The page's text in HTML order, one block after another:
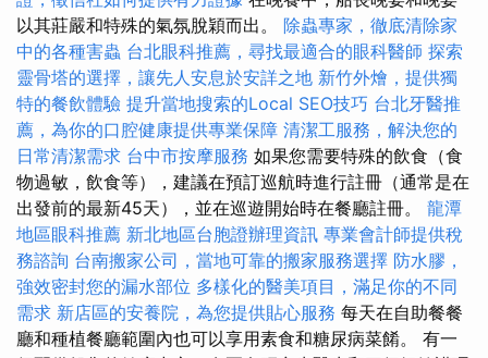
以其莊嚴和特殊的氣氛脫穎而出。 除蟲專家，徹底清除家
中的各種害蟲 台北眼科推薦，尋找最適合的眼科醫師 探索
靈骨塔的選擇，讓先人安息於安詳之地 新竹外燴，提供獨
特的餐飲體驗 提升當地搜索的Local SEO技巧 台北牙醫推
薦，為你的口腔健康提供專業保障 清潔工服務，解決您的
日常清潔需求 台中市按摩服務 如果您需要特殊的飲食（食
物過敏，飲食等），建議在預訂巡航時進行註冊（通常是在
出發前的最新45天），並在巡遊開始時在餐廳註冊。 龍潭
地區眼科推薦 新北地區台胞證辦理資訊 專業會計師提供稅
務諮詢 台南搬家公司，當地可靠的搬家服務選擇 防水膠，
強效密封您的漏水部位 多樣化的醫美項目，滿足你的不同
需求 新店區的安養院，為您提供貼心服務 每天在自助餐餐
廳和種植餐廳範圍內也可以享用素食和糖尿病菜餚。 有一